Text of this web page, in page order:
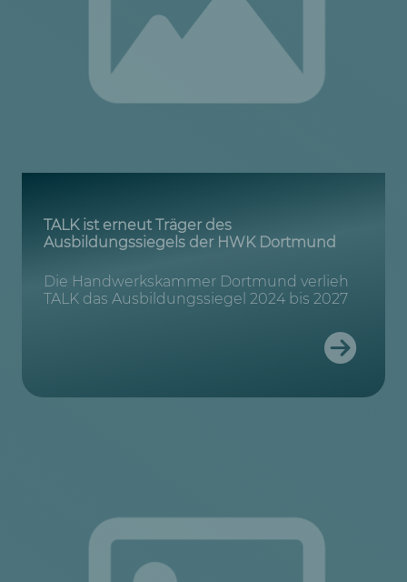
TALK ist erneut Träger des
Ausbildungssiegels der HWK Dortmund
Die Handwerkskammer Dortmund verlieh
TALK das Ausbildungssiegel 2024 bis 2027